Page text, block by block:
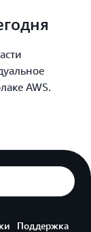
AWS.
Поддержка